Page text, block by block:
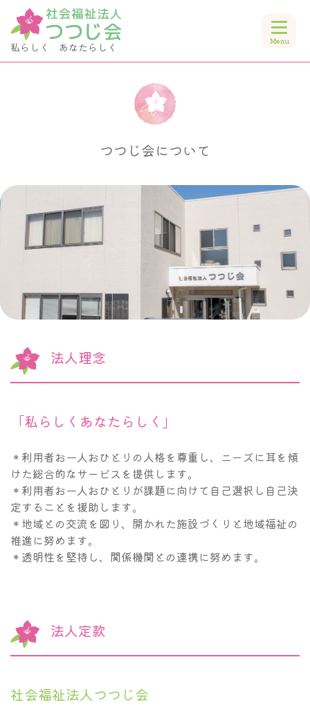
私らしく あなたらしく
つつじ会について
法人理念
「私らしくあなたらしく」
＊利用者お一人おひとりの人格を尊重し、ニーズに耳を傾
けた総合的なサービスを提供します。
＊利用者お一人おひとりが課題に向けて自己選択し自己決
定することを援助します。
＊地域との交流を図り、開かれた施設づくりと地域福祉の
推進に努めます。
＊透明性を堅持し、関係機関との連携に努めます。
法人定款
社会福祉法人つつじ会